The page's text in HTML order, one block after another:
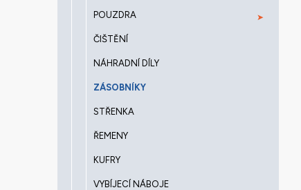
POUZDRA
ČIŠTĚNÍ
NÁHRADNÍ DÍLY
ZÁSOBNÍKY
STŘENKA
ŘEMENY
KUFRY
VYBÍJECÍ NÁBOJE